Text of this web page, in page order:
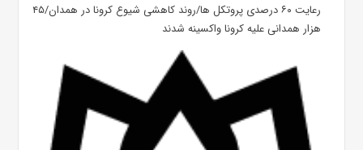
رعایت ۶۰ درصدی پروتکل ها/روند کاهشی شیوع کرونا در همدان/۴۵
هزار همدانی علیه کرونا واکسینه شدند